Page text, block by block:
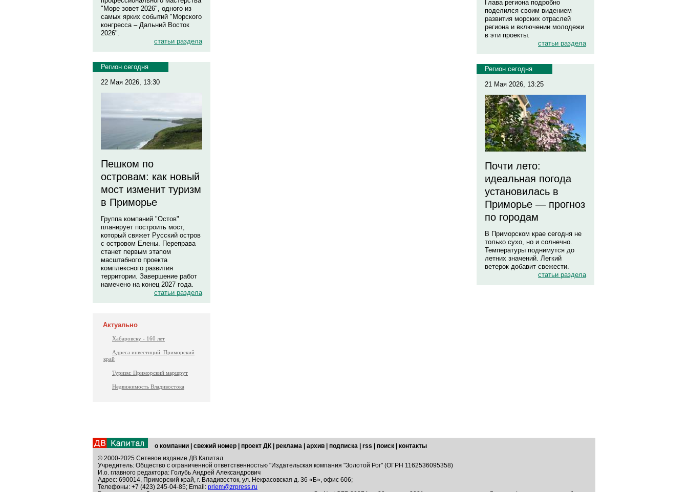
"Море зовет 2026", одного из
самых ярких событий "Морского
конгресса – Дальний Восток
2026".
статьи раздела
Регион сегодня
22 Мая 2026, 13:30
Пешком по
островам: как новый
мост изменит туризм
в Приморье
Группа компаний "Остов"
планирует построить мост,
который свяжет Русский остров
с островом Елены. Переправа
станет первым этапом
масштабного проекта
комплексного развития
территории. Завершение работ
намечено на конец 2027 года.
статьи раздела
Актуально
Хабаровску - 160 лет
Адреса инвестиций. Приморский
край
Туризм: Приморский маршрут
Недвижимость Владивостока
Глава региона подробно
поделился своим видением
развития морских отраслей
региона и включении молодежи
в эти проекты.
статьи раздела
Регион сегодня
21 Мая 2026, 13:25
Почти лето:
идеальная погода
установилась в
Приморье — прогноз
по городам
В Приморском крае сегодня не
только сухо, но и солнечно.
Температуры поднимутся до
летних значений. Легкий
ветерок добавит свежести.
статьи раздела
о компании свежий номер проект ДК реклама архив подписка rss поиск
контакты
© 2000-2025 Сетевое издание ДВ Капитал
Учредитель: Общество с ограниченной ответственностью "Издательская компания "Золотой Рог" (ОГРН 1162536095358)
И.о. главного редактора: Голубь Андрей Александрович
Адрес: 690014, Приморский край, г. Владивосток, ул. Некрасовская д. 36 «Б», офис 606;
Телефоны: +7 (423) 245-04-85; Email: priem@zrpress.ru